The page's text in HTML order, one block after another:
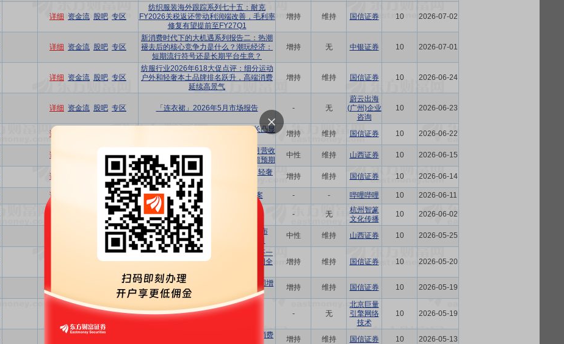
详细 资金流 股吧 专区
纺织服装海外跟踪系列七十五：耐克
FY2026关税返还带动利润端改善，毛利率
修复有望提前至FY27Q1
增持 维持 国信证券 10 2026-07-02
详细 资金流 股吧 专区
新消费时代下的大机遇系列报告二：热潮
褪去后的核心竞争力是什么？潮玩经济：
短期流行符号还是长期平台生意？
增持 无 中银证券 10 2026-07-01
详细 资金流 股吧 专区
纺服行业2026年618大促点评：细分运动
户外和轻奢本土品牌排名跃升，高端消费
延续高景气
增持 维持 国信证券 10 2026-06-24
详细 资金流 股吧 专区 「连衣裙」2026年5月市场报告 - 无
蔚云出海
(广州)企业
咨询
10 2026-06-23
详细
纺织服装6月投资策略：服装社零增长凸显
增持 维持 国信证券 10 2026-06-22
详细 股吧 专区
纺织服装行业周报：纺织制造台企5月营收
环比有所改善，周大福FY2026业绩超预期
中性 维持 山西证券 10 2026-06-15
详细 股吧 专区
纺织服饰行业专题：高端消费回暖，轻奢
品牌崛起，如何把握投资脉搏
增持 维持 国信证券 10 2026-06-14
详细 股吧 专区 2026 bilibili户外潮流行业营销通案 - - 哔哩哔哩 10 2026-06-11
专区 天猫服饰2026AW行业趋势白皮书 - 无
杭州智篆
文化传播
10 2026-06-02
专区
纺织服装行业周报：Amer Sports公布
FY2026Q1财报，上调全年业绩指引
中性 维持 山西证券 10 2026-05-25
股吧 专区
纺织服装海外跟踪系列七十四：亚玛芬一
季度业绩超彭博一致预期，管理层上调全
增持 维持 国信证券 10 2026-05-20
详细 专区
纺织服装5月投资策略：4月服装社零同增
3.6%，越南鞋靴出口承压
增持 维持 国信证券 10 2026-05-19
资金流 股吧 专区 抖音运动奢品营销资讯2026夏季刊 - 无
北京巨量
引擎网络
技术
10 2026-05-19
纺织服装2025年报&26一季报总结：消费
增持 维持 国信证券 10 2026-05-13